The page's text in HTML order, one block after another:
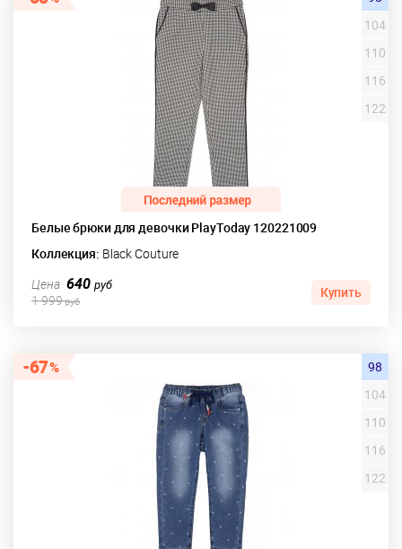
Белые брюки для девочки PlayToday 120221009
Коллекция: Black Couture
104
110
116
122
Цена 640руб
1 999руб
Купить
67
98
104
110
116
122